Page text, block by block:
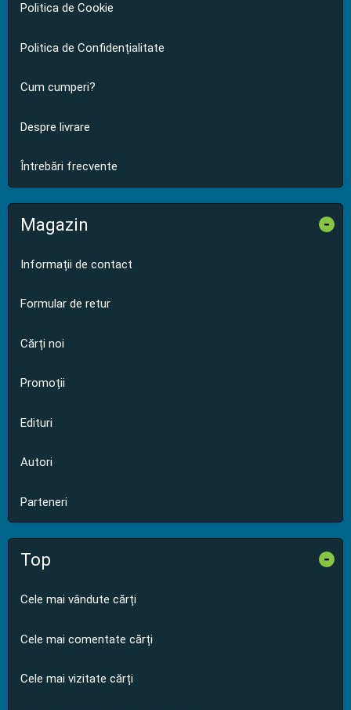
Politica de Cookie
Politica de Confidențialitate
Cum cumperi?
Despre livrare
Întrebări frecvente
Magazin -
Informații de contact
Formular de retur
Cărți noi
Promoții
Edituri
Autori
Parteneri
Top -
Cele mai vândute cărți
Cele mai comentate cărți
Cele mai vizitate cărți